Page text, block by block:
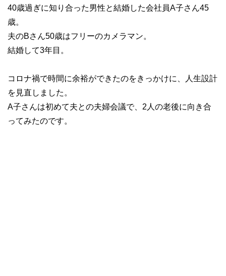
40歳過ぎに知り合った男性と結婚した会社員A子さん45
歳。
夫のBさん50歳はフリーのカメラマン。
結婚して3年目。
コロナ禍で時間に余裕ができたのをきっかけに、人生設計
を見直しました。
A子さんは初めて夫との夫婦会議で、2人の老後に向き合
ってみたのです。